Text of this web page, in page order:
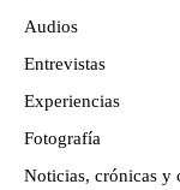
Audios
Entrevistas
Experiencias
Fotografía
Noticias, crónicas y